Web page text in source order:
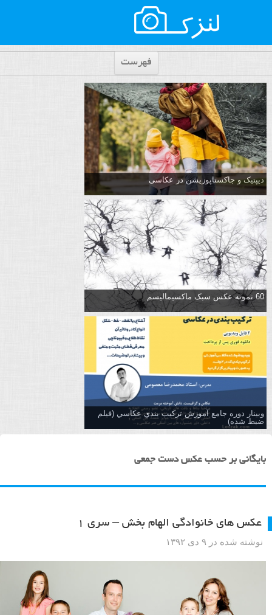
فهرست
دیپتیک و جاکستا‌پوزیشن در عکاسی
60 نمونه عکس سبک ماکسیمالیسم
وبینار دوره جامع آموزش تركيب بندي عكاسي (فیلم
ضبط شده)
بایگانی بر حسب عکس دست جمعی
عکس های خانوادگی الهام بخش – سری ۱
نوشته شده در ۹ دی ۱۳۹۲